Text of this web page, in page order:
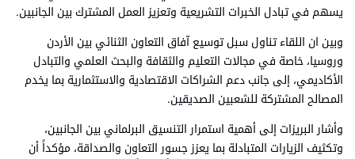
يسهم في تبادل الخبرات التشريعية وتعزيز العمل المشترك بين الجانبين.
وبين ان اللقاء تناول سبل توسيع آفاق التعاون الثنائي بين الأردن
وروسيا، خاصة في مجالات التعليم والثقافة والبحث العلمي والتبادل
الأكاديمي، إلى جانب دعم الشراكات الاقتصادية والاستثمارية بما يخدم
المصالح المشتركة للشعبين الصديقين.
وأشار البريزات إلى أهمية استمرار التنسيق البرلماني بين الجانبين،
وتكثيف الزيارات المتبادلة بما يعزز جسور التعاون والصداقة، مؤكداً أن